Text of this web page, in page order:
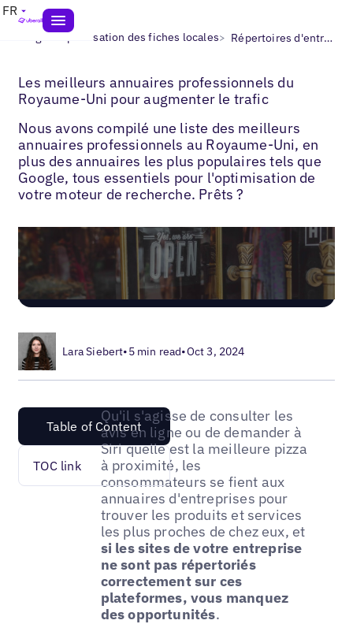
FR
Blogs> Optimisation des fiches locales> Répertoires d'entreprises au Royaume-Uni
Les meilleurs annuaires professionnels du
Royaume-Uni pour augmenter le trafic
Nous avons compilé une liste des meilleurs
annuaires professionnels au Royaume-Uni, en
plus des annuaires les plus populaires tels que
Google, tous essentiels pour l'optimisation de
votre moteur de recherche. Prêts ?
Lara Siebert•5 min read•Oct 3, 2024
Table of Content
TOC link
Qu'il s'agisse de consulter les
avis en ligne ou de demander à
Siri quelle est la meilleure pizza
à proximité, les
consommateurs se fient aux
annuaires d'entreprises pour
trouver les produits et services
les plus proches de chez eux, et
si les sites de votre entreprise
ne sont pas répertoriés
correctement sur ces
plateformes, vous manquez
des opportunités.